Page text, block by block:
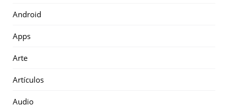
Android
Apps
Arte
Artículos
Audio